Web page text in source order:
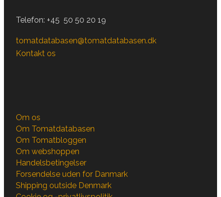
Telefon: +45 50 50 20 19
tomatdatabasen@tomatdatabasen.dk
Kontakt os
Om os
Om Tomatdatabasen
Om Tomatbloggen
Om webshoppen
Handelsbetingelser
Forsendelse uden for Danmark
Shipping outside Denmark